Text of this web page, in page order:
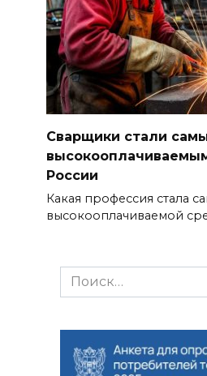
Сварщики стали
России
Какая профессия стала
высокооплачиваемой
Search
for: